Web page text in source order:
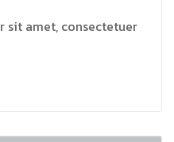
sit amet, consectetuer